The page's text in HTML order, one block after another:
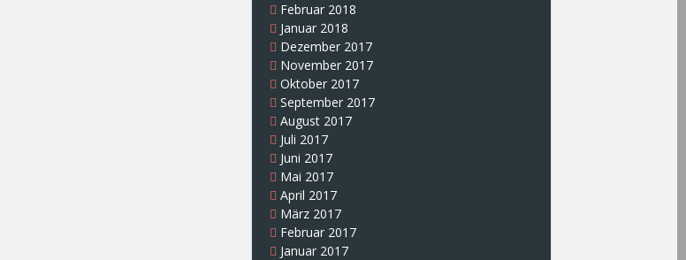
Februar 2018
Januar 2018
Dezember 2017
November 2017
Oktober 2017
September 2017
August 2017
Juli 2017
Juni 2017
Mai 2017
April 2017
März 2017
Februar 2017
Januar 2017